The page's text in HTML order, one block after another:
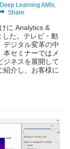
Learning AMIs,
Share
に Analytics &
た。テレビ・動
デジタル変革の中
本セミナーではメ
ジネスを展開して
紹介し、お客様に